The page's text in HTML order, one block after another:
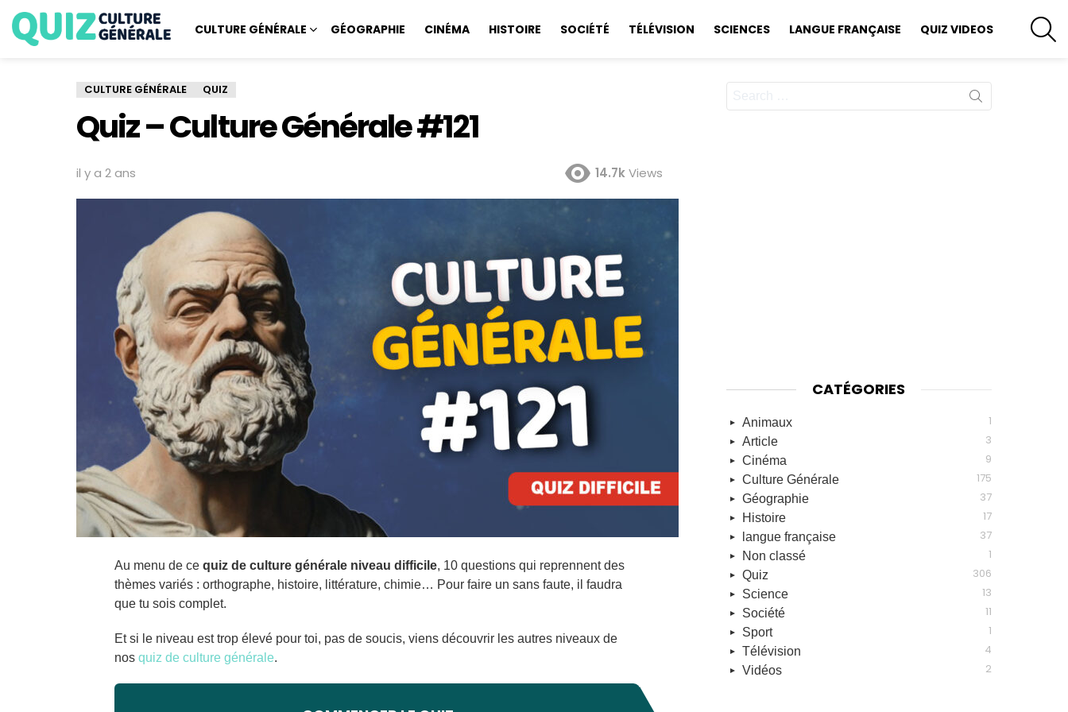
CULTURE GÉNÉRALE GÉOGRAPHIE CINÉMA HISTOIRE SOCIÉTÉ TÉLÉVISION SCIENCES LANGUE FRANÇAISE QUIZ VIDEOS
CULTURE GÉNÉRALE QUIZ
Quiz – Culture Générale #121
il y a 2 ans 14.7kViews
Au menu de ce quiz de culture générale niveau difficile, 10 questions qui reprennent des
thèmes variés : orthographe, histoire, littérature, chimie… Pour faire un sans faute, il faudra
que tu sois complet.
Et si le niveau est trop élevé pour toi, pas de soucis, viens découvrir les autres niveaux de
nos quiz de culture générale.
Search
CATÉGORIES
Animaux 1
Article 3
Cinéma 9
Culture Générale 175
Géographie 37
Histoire 17
langue française 37
Non classé 1
Quiz 306
Science 13
Société 11
Sport 1
Télévision 4
Vidéos 2